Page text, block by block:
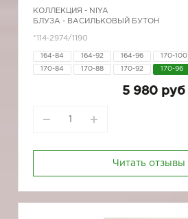
КОЛЛЕКЦИЯ - NIYA
БЛУЗА - ВАСИЛЬКОВЫЙ БУТОН
*114-2974/1190
164-84 164-92 164-96 170-100
170-84 170-88 170-92 170-96
5 980 руб
Читать отзывы